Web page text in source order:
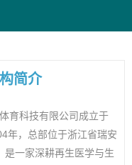
简介
育科技有限公司成立于
年，总部位于浙江省瑞安
是一家深耕再生医学与生